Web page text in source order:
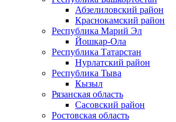
Абзелиловский район
Краснокамский район
Республика Марий Эл
Йошкар-Ола
Республика Татарстан
Нурлатский район
Республика Тыва
Кызыл
Рязанская область
Сасовский район
Ростовская область